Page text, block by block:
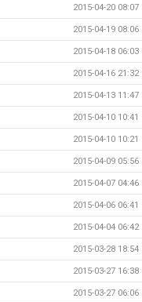
2015-04-20 08:07
2015-04-19 08:06
2015-04-18 06:03
2015-04-16 21:32
2015-04-13 11:47
2015-04-10 10:41
2015-04-10 10:21
2015-04-09 05:56
2015-04-07 04:46
2015-04-06 06:41
2015-04-04 06:42
2015-03-28 18:54
2015-03-27 16:38
2015-03-27 06:06